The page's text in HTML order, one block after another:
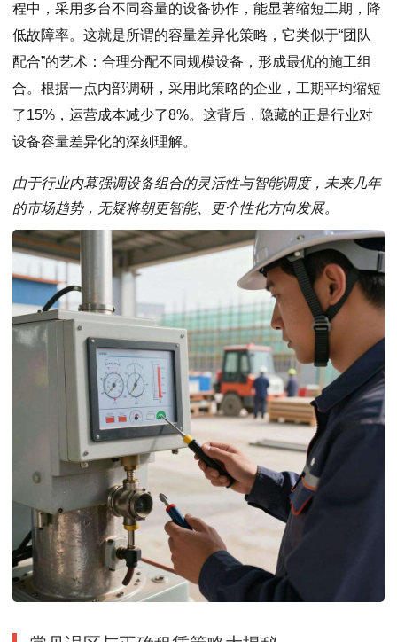
程中，采用多台不同容量的设备协作，能显著缩短工期，降
低故障率。这就是所谓的容量差异化策略，它类似于“团队
配合”的艺术：合理分配不同规模设备，形成最优的施工组
合。根据一点内部调研，采用此策略的企业，工期平均缩短
了15%，运营成本减少了8%。这背后，隐藏的正是行业对
设备容量差异化的深刻理解。
由于行业内幕强调设备组合的灵活性与智能调度，未来几年
的市场趋势，无疑将朝更智能、更个性化方向发展。